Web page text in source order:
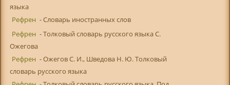
языка
Рефрен - Словарь иностранных слов
Рефрен - Толковый словарь русского языка С.
Ожегова
Рефрен - Ожегов С. И., Шведова Н. Ю. Толковый
словарь русского языка